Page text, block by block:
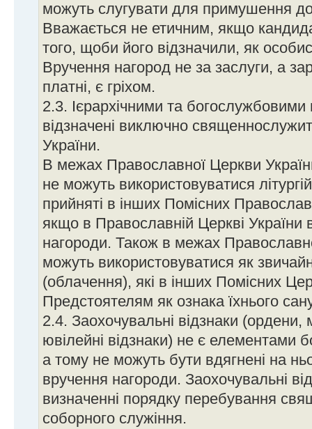
можуть слугувати для примушення
Вважається не етичним, якщо
того, щоби його відзначили, як
Вручення нагород не за заслуги, а
платні, є гріхом.
2.3. Ієрархічними та
відзначені виключно
України.
В межах Православної Церкви
не можуть використовуватися
прийняті в інших Помісних
якщо в Православній Церкві України
нагороди. Також в межах
можуть використовуватися як
(облачення), які в інших Помісних
Предстоятелям як ознака їхнього
2.4. Заохочувальні відзнаки (ордени,
ювілейні відзнаки) не є елементами
а тому не можуть бути вдягнені на
вручення нагороди. Заохочувальні
визначенні порядку перебування
соборного служіння.